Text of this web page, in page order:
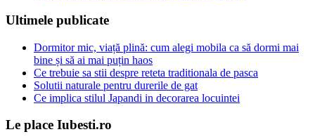
Ultimele publicate
Dormitor mic, viață plină: cum alegi mobila ca să dormi mai
bine și să ai mai puțin haos
Ce trebuie sa stii despre reteta traditionala de pasca
Solutii naturale pentru durerile de gat
Ce implica stilul Japandi in decorarea locuintei
Le place Iubesti.ro